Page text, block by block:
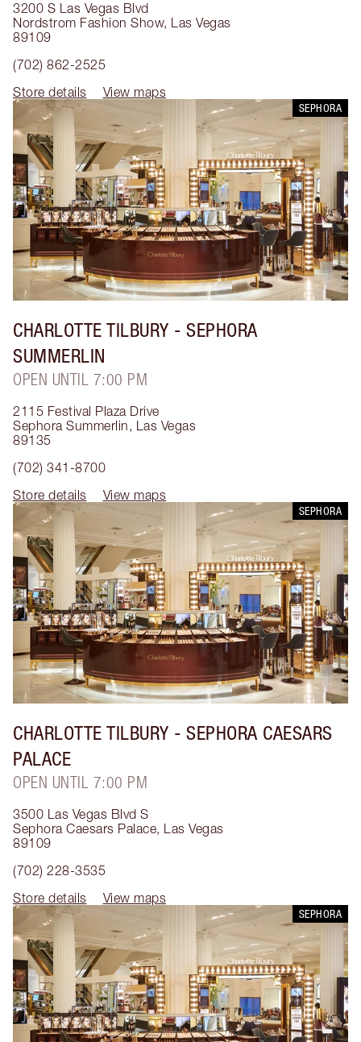
3200 S Las Vegas Blvd
Nordstrom Fashion Show, Las Vegas
89109
(702) 862-2525
Store details
View maps
SEPHORA
CHARLOTTE TILBURY - SEPHORA
SUMMERLIN
OPEN UNTIL 7:00 PM
2115 Festival Plaza Drive
Sephora Summerlin, Las Vegas
89135
(702) 341-8700
Store details
View maps
SEPHORA
CHARLOTTE TILBURY - SEPHORA CAESARS
PALACE
OPEN UNTIL 7:00 PM
3500 Las Vegas Blvd S
Sephora Caesars Palace, Las Vegas
89109
(702) 228-3535
Store details
View maps
SEPHORA